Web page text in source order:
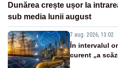
Dunărea crește ușor la
sub media lunii august
7 aug. 2026, 13:02
În intervalul
curent „a